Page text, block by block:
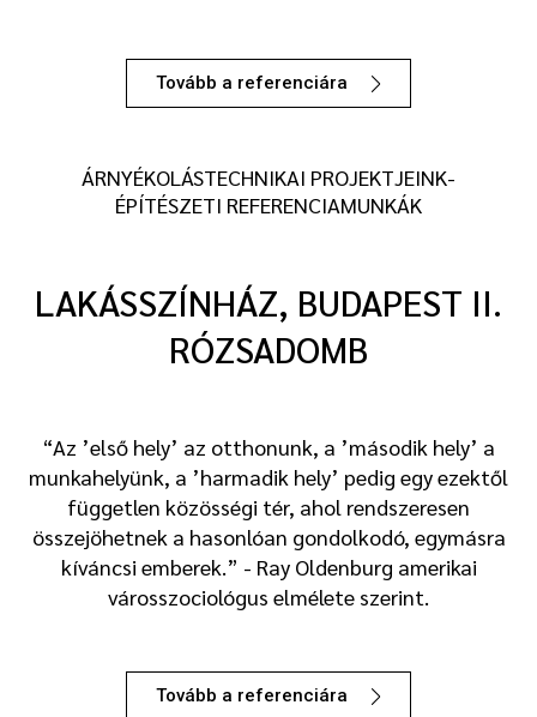
Tovább a referenciára
ÁRNYÉKOLÁSTECHNIKAI PROJEKTJEINK-
ÉPÍTÉSZETI REFERENCIAMUNKÁK
LAKÁSSZÍNHÁZ, BUDAPEST II.
RÓZSADOMB
“Az ’első hely’ az otthonunk, a ’második hely’ a
munkahelyünk, a ’harmadik hely’ pedig egy ezektől
független közösségi tér, ahol rendszeresen
összejöhetnek a hasonlóan gondolkodó, egymásra
kíváncsi emberek.” - Ray Oldenburg amerikai
városszociológus elmélete szerint.
Tovább a referenciára